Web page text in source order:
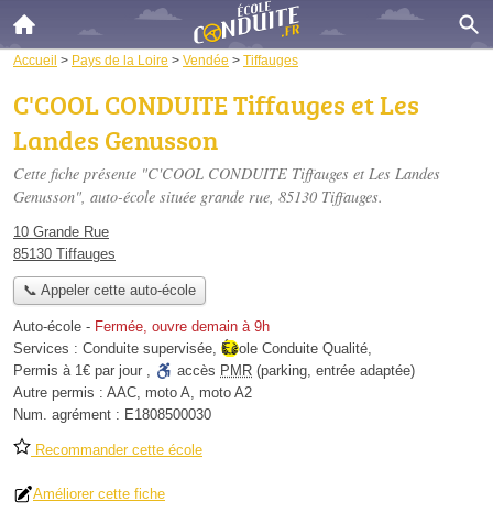
Accueil > Pays de la Loire > Vendée > Tiffauges
C'COOL CONDUITE Tiffauges et Les
Landes Genusson
Cette fiche présente "C'COOL CONDUITE Tiffauges et Les Landes
Genusson", auto-école située grande rue, 85130 Tiffauges.
10 Grande Rue
85130 Tiffauges
📞 Appeler cette auto-école
Auto-école - Fermée, ouvre demain à 9h
Services : Conduite supervisée, École Conduite Qualité,
Permis à 1€ par jour , accès PMR (parking, entrée adaptée)
Autre permis : AAC, moto A, moto A2
Num. agrément : E1808500030
Recommander cette école
Améliorer cette fiche